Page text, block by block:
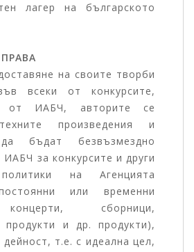
лагер на българското
на своите творби
всеки от конкурсите,
от ИАБЧ, авторите се
произведения и
бъдат безвъзмездно
за конкурсите и други
на Агенцията
или временни
сборници,
продукти и др. продукти),
дейност, т.е. с идеална цел,